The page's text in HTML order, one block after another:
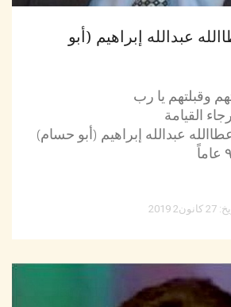
عبدالله إبراهيم (أبو
وقبلتهم يا رب
القيامة
عبدالله إبراهيم (أبو حسام)
2019